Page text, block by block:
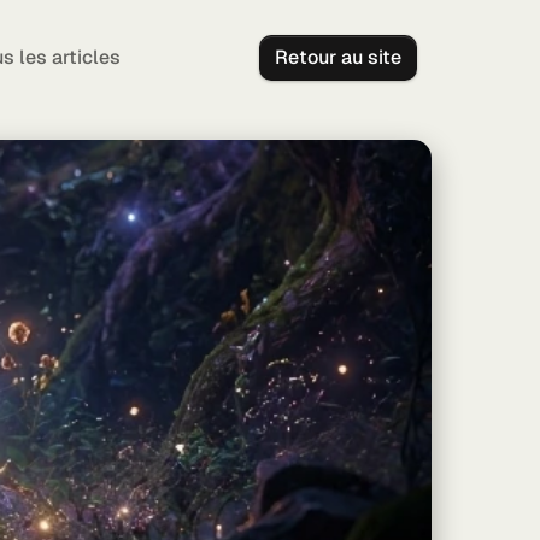
les articles Retour au site